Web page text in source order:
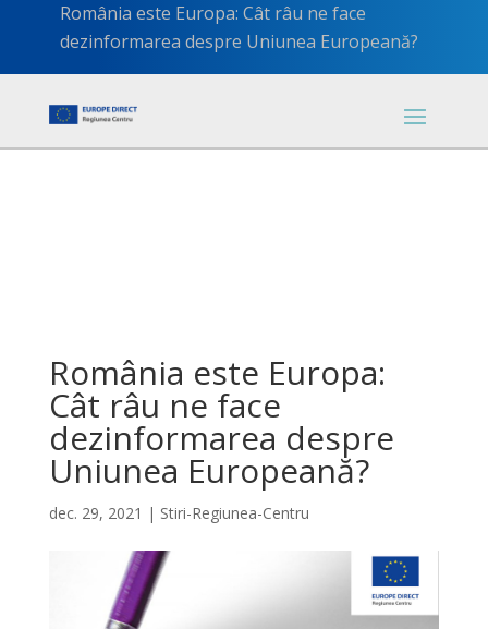
România este Europa: Cât râu ne face
dezinformarea despre Uniunea Europeană?
România este Europa:
Cât râu ne face
dezinformarea despre
Uniunea Europeană?
dec. 29, 2021 | Stiri-Regiunea-Centru